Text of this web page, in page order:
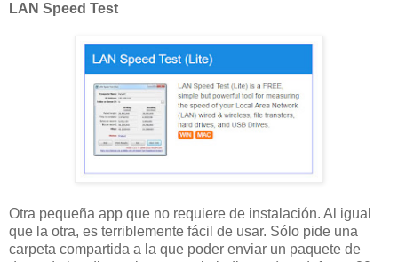
LAN Speed Test
Otra pequeña app que no requiere de instalación. Al igual
que la otra, es terriblemente fácil de usar. Sólo pide una
carpeta compartida a la que poder enviar un paquete de